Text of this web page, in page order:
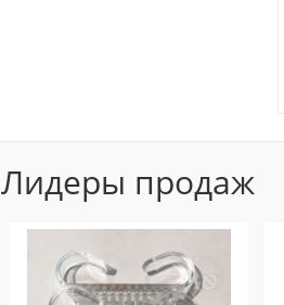
Лидеры продаж